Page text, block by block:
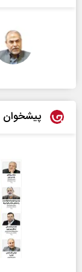
دکتر
پیشخوان